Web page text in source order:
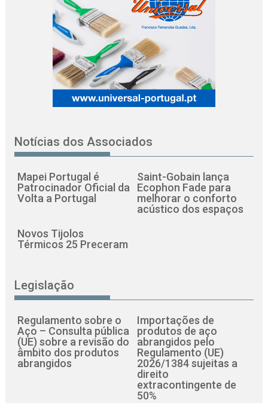
Notícias dos Associados
Mapei Portugal é
Patrocinador Oficial da
Volta a Portugal
Saint-Gobain lança
Ecophon Fade para
melhorar o conforto
acústico dos espaços
Novos Tijolos
Térmicos 25 Preceram
Legislação
Regulamento sobre o
Aço – Consulta pública
(UE) sobre a revisão do
âmbito dos produtos
abrangidos
Importações de
produtos de aço
abrangidos pelo
Regulamento (UE)
2026/1384 sujeitas a
direito
extracontingente de
50%